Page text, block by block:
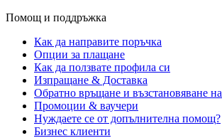
Помощ и поддръжка
Как да направите поръчка
Опции за плащане
Как да ползвате профила си
Изпращане & Доставка
Обратно връщане и възстановяване
Промоции & ваучери
Нуждаете се от допълнителна помощ?
Бизнес клиенти